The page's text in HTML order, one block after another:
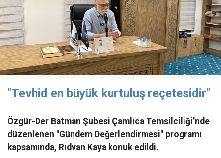
"Tevhid en büyük kurtuluş reçetesidir"
Özgür-Der Batman Şubesi Çamlıca Temsilciliği’nde
düzenlenen "Gündem Değerlendirmesi" programı
kapsamında, Rıdvan Kaya konuk edildi.